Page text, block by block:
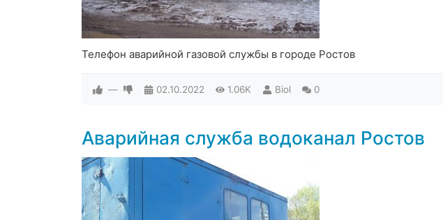
Телефон аварийной газовой службы в городе Ростов
— 02.10.2022 1.06K Biol 0
Аварийная служба водоканал Ростов